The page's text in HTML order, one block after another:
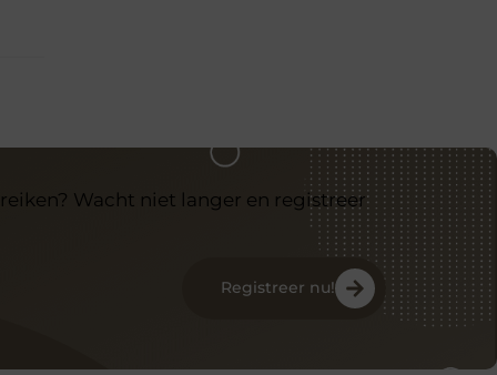
Wacht niet langer en registreer
Registreer nu!